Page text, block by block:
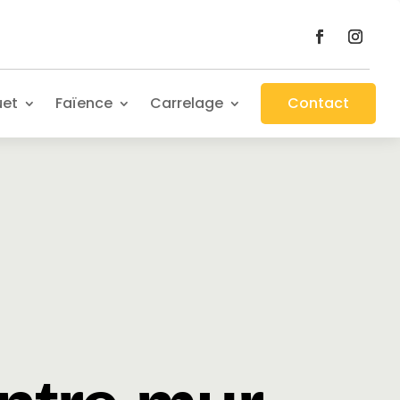
Faïence Carrelage Contact